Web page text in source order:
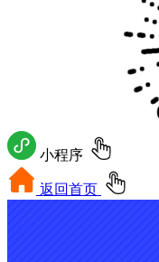
小程序
返回首页